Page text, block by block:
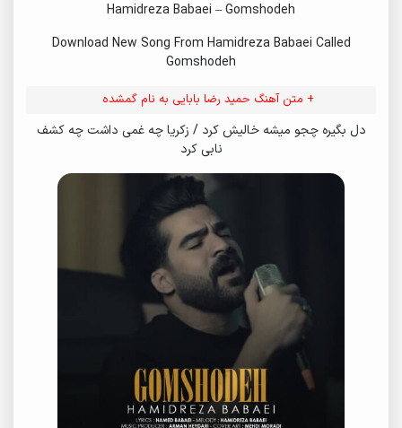
Hamidreza Babaei – Gomshodeh
Download New Song From Hamidreza Babaei Called
Gomshodeh
+ متن آهنگ حمید رضا بابایی به نام گمشده
دل بگیره چجو میشه خالیش کرد / زکریا چه غمی داشت چه کشف
نابی کرد